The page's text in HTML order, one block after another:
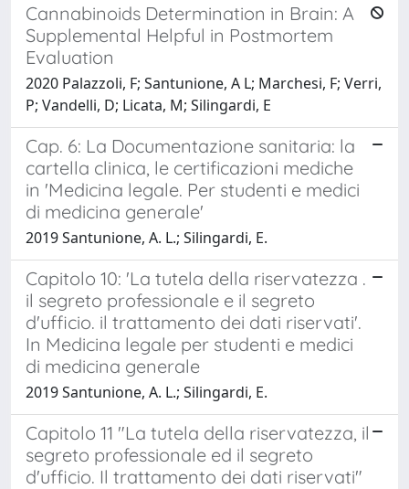
Cannabinoids Determination in Brain: A
Supplemental Helpful in Postmortem
Evaluation
2020 Palazzoli, F; Santunione, A L; Marchesi, F; Verri,
P; Vandelli, D; Licata, M; Silingardi, E
Cap. 6: La Documentazione sanitaria: la
cartella clinica, le certificazioni mediche
in 'Medicina legale. Per studenti e medici
di medicina generale'
2019 Santunione, A. L.; Silingardi, E.
Capitolo 10: 'La tutela della riservatezza .
il segreto professionale e il segreto
d'ufficio. il trattamento dei dati riservati'.
In Medicina legale per studenti e medici
di medicina generale
2019 Santunione, A. L.; Silingardi, E.
Capitolo 11 "La tutela della riservatezza, il
segreto professionale ed il segreto
d'ufficio. Il trattamento dei dati riservati"